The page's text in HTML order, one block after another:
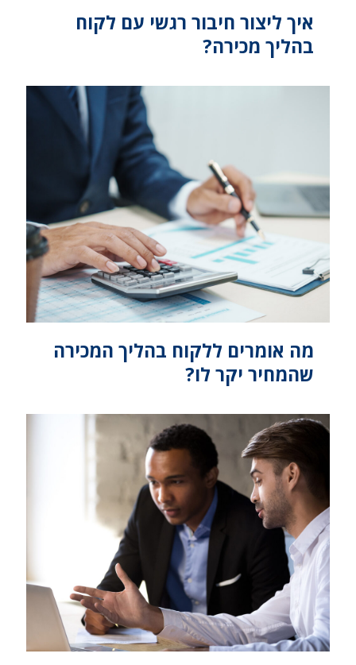
איך ליצור חיבור רגשי עם לקוח
בהליך מכירה?
מה אומרים ללקוח בהליך המכירה
שהמחיר יקר לו?